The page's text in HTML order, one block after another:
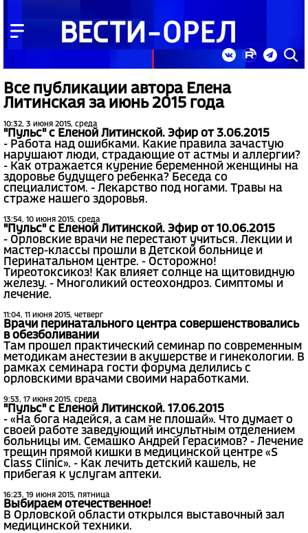
Все публикации автора Елена
Литинская за июнь 2015 года
10:32, 3 июня 2015, среда
"Пульс" с Еленой Литинской. Эфир от 3.06.2015
- Работа над ошибками. Какие правила зачастую
нарушают люди, страдающие от астмы и аллергии?
- Как отражается курение беременной женщины на
здоровье будущего ребенка? Беседа со
специалистом. - Лекарство под ногами. Травы на
страже нашего здоровья.
13:54, 10 июня 2015, среда
"Пульс" с Еленой Литинской. Эфир от 10.06.2015
- Орловские врачи не перестают учиться. Лекции и
мастер-классы прошли в Детской больнице и
Перинатальном центре. - Осторожно!
Тиреотоксикоз! Как влияет солнце на щитовидную
железу. - Многоликий остеохондроз. Симптомы и
лечение.
11:04, 11 июня 2015, четверг
Врачи перинатального центра совершенствовались
в обезболивании
Там прошел практический семинар по современным
методикам анестезии в акушерстве и гинекологии. В
рамках семинара гости форума делились с
орловскими врачами своими наработками.
9:53, 17 июня 2015, среда
"Пульс" с Еленой Литинской. 17.06.2015
- «На бога надейся, а сам не плошай». Что думает о
своей работе заведующий инсультным отделением
больницы им. Семашко Андрей Герасимов? - Лечение
трещин прямой кишки в медицинской центре «S
Class Clinic». - Как лечить детский кашель, не
прибегая к услугам аптеки.
16:23, 19 июня 2015, пятница
Выбираем отечественное!
В Орловской области открылся выставочный зал
медицинской техники.